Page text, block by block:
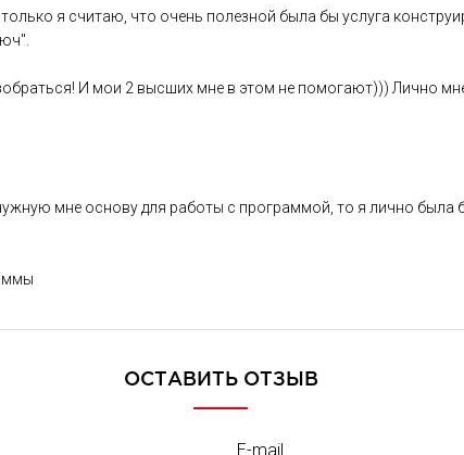
я считаю, что очень полезной была бы услуга
И мои 2 высших мне в этом не помогают))) Лично
мне основу для работы с программой, то я лично была
ОСТАВИТЬ ОТЗЫВ
E-mail